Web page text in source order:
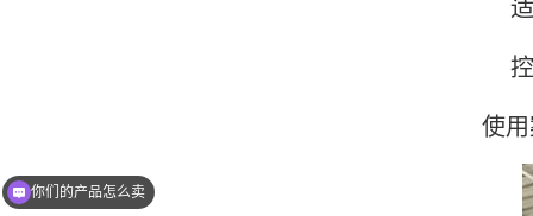
控
使
压滤机节能泵价格